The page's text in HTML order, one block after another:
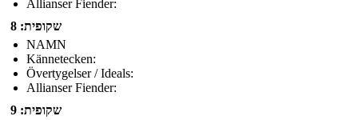
Allianser Fiender:
שקופית: 8
NAMN
Kännetecken:
Övertygelser / Ideals:
Allianser Fiender:
שקופית: 9